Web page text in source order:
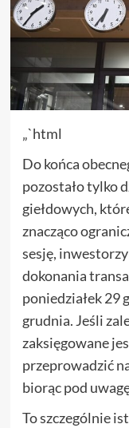
„`html
Do końca
pozostało tylko
giełdowych,
znacząco
sesję,
dokonania
poniedziałek 29
grudnia. Jeśli
zaksięgowane
przeprowadzić
biorąc pod
To szczególnie